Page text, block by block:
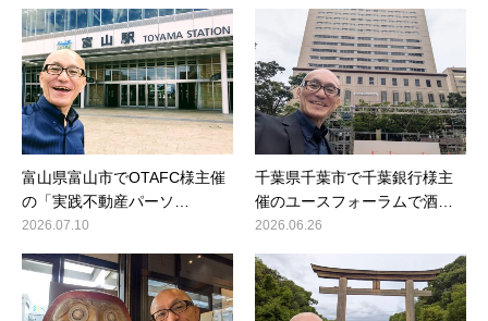
富山県富山市でOTAFC様主催
の「実践不動産パーソ…
2026.07.10
千葉県千葉市で千葉銀行様主
催のユースフォーラムで酒…
2026.06.26